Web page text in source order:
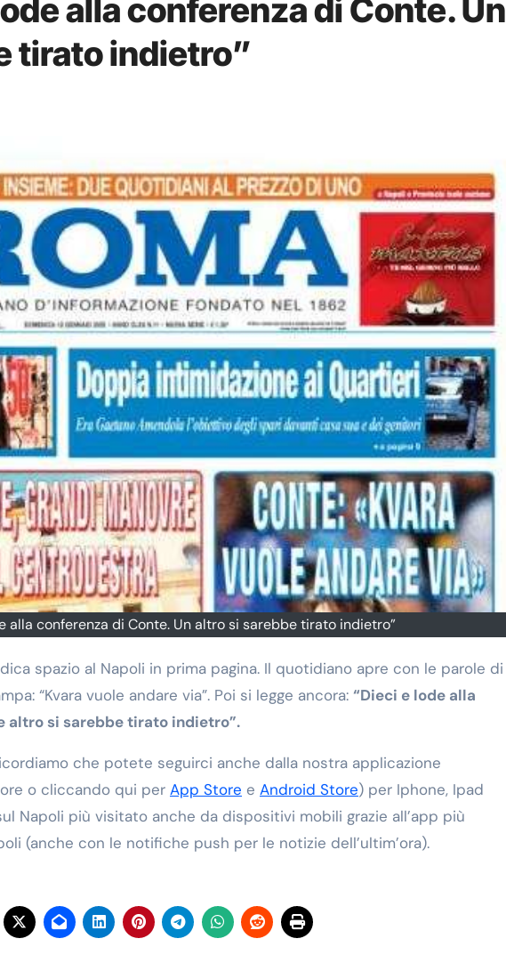
alla conferenza di Conte. Un
tirato indietro”
alla conferenza di Conte. Un altro si sarebbe tirato indietro”
spazio al Napoli in prima pagina. Il quotidiano apre con le parole di
“Kvara vuole andare via”. Poi si legge ancora: “Dieci e lode alla
altro si sarebbe tirato indietro”.
che potete seguirci anche dalla nostra applicazione
o cliccando qui per App Store e Android Store) per Iphone, Ipad
Napoli più visitato anche da dispositivi mobili grazie all’app più
(anche con le notifiche push per le notizie dell’ultim’ora).